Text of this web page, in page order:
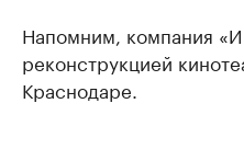
Напомним, компания
реконструкцией
Краснодаре.